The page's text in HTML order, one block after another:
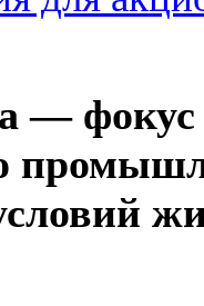
— фокус